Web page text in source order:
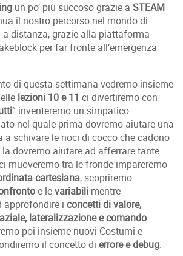
un po’ più succoso grazie a STEAM
il nostro percorso nel mondo di
a distanza, grazie alla piattaforma
per far fronte all’emergenza
di questa settimana vedremo insieme
lezioni 10 e 11 ci divertiremo con
” inventeremo un simpatico
nel quale prima dovremo aiutare una
a schivare le noci di cocco che cadono
dovremo aiutare ad afferrare tante
muoveremo tra le fronde impareremo
cartesiana, scopriremo
e levariabili mentre
approfondire i concetti di valore,
lateralizzazione e comando
poi insieme nuovi Costumi e
il concetto di errore e debug.